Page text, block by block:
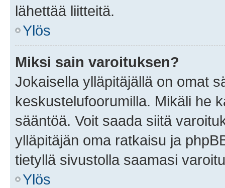
lähettää liitteitä.
Ylös
Miksi sain varoituksen?
Jokaisella ylläpitäjällä on omat
keskustelufoorumilla. Mikäli he
sääntöä. Voit saada siitä
ylläpitäjän oma ratkaisu ja
tietyllä sivustolla saamasi
Ylös